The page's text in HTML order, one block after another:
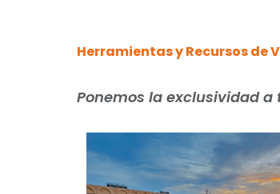
Herramientas y Recursos de
Ponemos la exclusividad a